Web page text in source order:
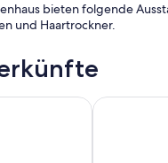
bieten folgende
und Haartrockner.
- RibadesellaCottage